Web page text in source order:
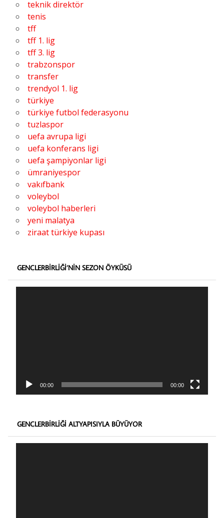
teknik direktör
tenis
tff
tff 1. lig
tff 3. lig
trabzonspor
transfer
trendyol 1. lig
türkiye
türkiye futbol federasyonu
tuzlaspor
uefa avrupa ligi
uefa konferans ligi
uefa şampiyonlar ligi
ümraniyespor
vakıfbank
voleybol
voleybol haberleri
yeni malatya
ziraat türkiye kupası
GENÇLERBIRLIĞI’NIN SEZON ÖYKÜSÜ
Video
00:00 00:00
GENÇLERBIRLIĞI ALTYAPISIYLA BÜYÜYOR
Video